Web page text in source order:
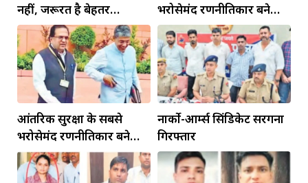
नहीं, जरूरत है बेहतर
इंफ्रास्ट्रक्चर की
भरोसेमंद रणनीतिकार बने
रहेंगे गोविंद मोहन
आंतरिक सुरक्षा के सबसे
भरोसेमंद रणनीतिकार बने
रहेंगे गोविंद मोहन
नार्को-आर्म्स सिंडिकेट सरगना
गिरफ्तार